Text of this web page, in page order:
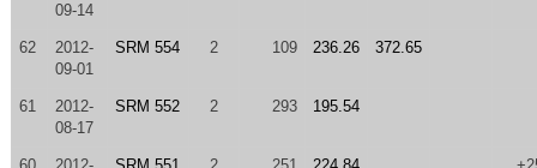
09-14
62
2012-
09-01
SRM 554 2 109 236.26 372.65
61
2012-
08-17
SRM 552 2 293 195.54